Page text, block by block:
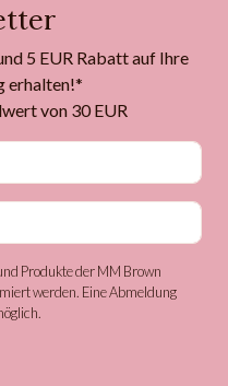
5 EUR Rabatt auf Ihre
erhalten!*
von 30 EUR
Produkte der MM Brown
werden. Eine Abmeldung